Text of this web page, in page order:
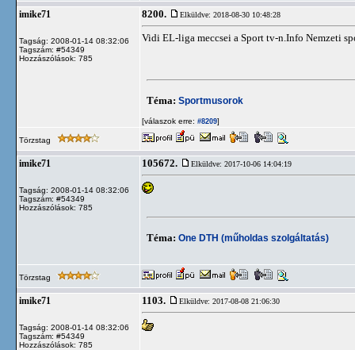
imike71
Tagság: 2008-01-14 08:32:06
Tagszám: #54349
Hozzászólások: 785
8200. Elküldve: 2018-08-30 10:48:28
Vidi EL-liga meccsei a Sport tv-n.Info Nemzeti
Téma: Sportmusorok
[válaszok erre: #8209]
Törzstag
imike71
Tagság: 2008-01-14 08:32:06
Tagszám: #54349
Hozzászólások: 785
105672. Elküldve: 2017-10-06 14:04:19
Téma: One DTH (műholdas szolgáltatás)
Törzstag
imike71
Tagság: 2008-01-14 08:32:06
Tagszám: #54349
Hozzászólások: 785
1103. Elküldve: 2017-08-08 21:06:30